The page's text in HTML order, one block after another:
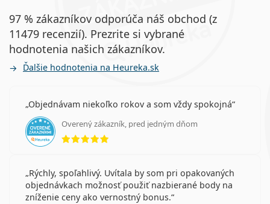
97 % zákazníkov odporúča náš obchod (z
11479 recenzií). Prezrite si vybrané
hodnotenia našich zákazníkov.
Ďalšie hodnotenia na Heureka.sk
Objednávam niekoľko rokov a som vždy spokojná
Overený zákazník, pred jedným dňom
hodnotenie 5 z 5
Rýchly, spoľahlivý. Uvítala by som pri opakovaných
objednávkach možnosť použiť nazbierané body na
zníženie ceny ako vernostný bonus.